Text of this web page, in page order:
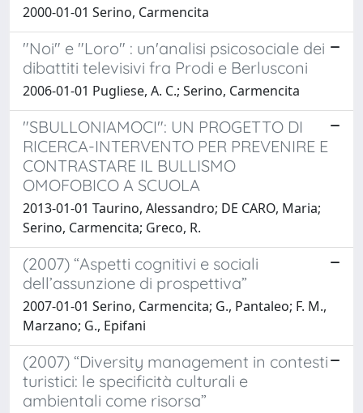
2000-01-01 Serino, Carmencita
"Noi" e "Loro" : un'analisi psicosociale dei
dibattiti televisivi fra Prodi e Berlusconi
2006-01-01 Pugliese, A. C.; Serino, Carmencita
"SBULLONIAMOCI": UN PROGETTO DI
RICERCA-INTERVENTO PER PREVENIRE E
CONTRASTARE IL BULLISMO
OMOFOBICO A SCUOLA
2013-01-01 Taurino, Alessandro; DE CARO, Maria;
Serino, Carmencita; Greco, R.
(2007) “Aspetti cognitivi e sociali
dell’assunzione di prospettiva”
2007-01-01 Serino, Carmencita; G., Pantaleo; F. M.,
Marzano; G., Epifani
(2007) “Diversity management in contesti
turistici: le specificità culturali e
ambientali come risorsa”